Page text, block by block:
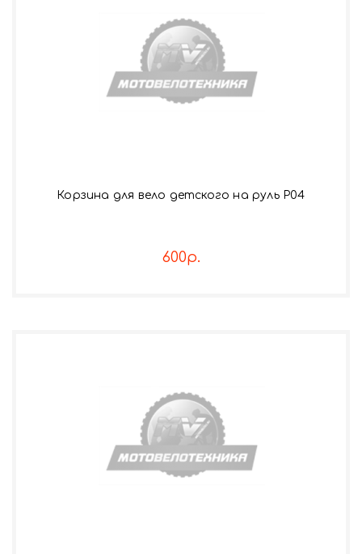
Корзина для вело детского на руль Р04
600р.